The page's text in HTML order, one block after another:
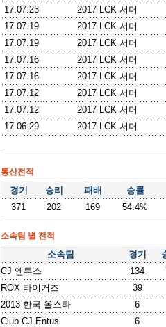
17.07.23
2017 LCK 서머
17.07.19
2017 LCK 서머
17.07.19
2017 LCK 서머
17.07.16
2017 LCK 서머
17.07.16
2017 LCK 서머
17.07.12
2017 LCK 서머
17.07.12
2017 LCK 서머
17.06.29
2017 LCK 서머
통산전적
경기 승리 패배
승률
371
202 169 54.4%
소속팀 별 전적
소속팀 경기
CJ 엔투스
134
ROX 타이거즈
39
2013 한국 올스타
6
Club CJ Entus
6